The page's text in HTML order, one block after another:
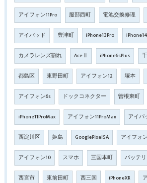
アイフォン11Pro 服部西町 電池交換修理
アイパッド 豊津町 iPhone13Pro
カメラレンズ割れ AceⅡ iPhone6sPlus
都島区 東野田町 アイフォン12 塚本
アイフォン6s ドックコネクター 曽根東町
iPhone11ProMax アイフォン11ProMax アイパ
西淀川区 姫島 GooglePixel5A アイフォ
アイフォン10 スマホ 三国本町 バッテ
西宮市 東前田町 西三国 iPhoneXR